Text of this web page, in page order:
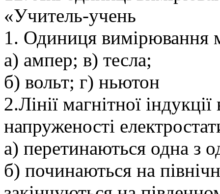
«Учитель-учень
1. Одиниця вимірювання
а) ампер; в) тесла;
б) вольт; г) ньютон
2.Лінії магнітної
напруженості
а) перетинаються одна з
б) починаються на